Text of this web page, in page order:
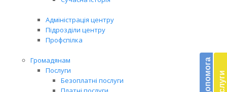
Адміністрація центру
Підрозділи центру
Профспілка
Громадянам
Послуги
Безоплатні послуги